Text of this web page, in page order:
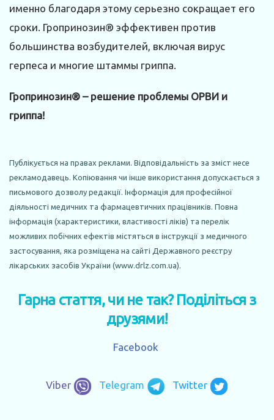
именно благодаря этому серьезно сокращает его
сроки. Гропринозин® эффективен против
большинства возбудителей, включая вирус
герпеса и многие штаммы гриппа.
Гропринозин® – решение проблемы ОРВИ и
гриппа!
Публікується на правах реклами. Відповідальність за зміст несе
рекламодавець. Копіювання чи інше використання допускається з
письмового дозволу редакції. Інформація для професійної
діяльності медичних та фармацевтичних працівників. Повна
інформація (характеристики, властивості ліків) та перелік
можливих побічних ефектів містяться в інструкції з медичного
застосування, яка розміщена на сайті Державного реєстру
лікарських засобів України (www.drlz.com.ua).
Гарна стаття, чи не так? Поділіться з
друзями!
Facebook
Viber Telegram Twitter